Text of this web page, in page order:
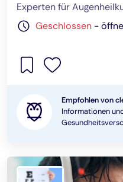
Experten für
Geschlossen -
Empfohlen von
Informationen